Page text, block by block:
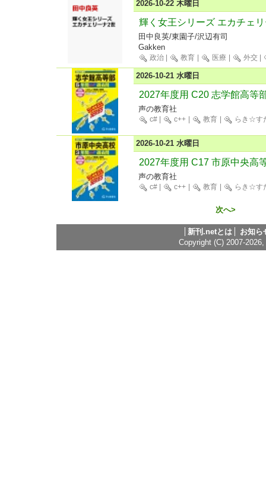
2026-10-22 木曜日
輝く女王シリーズ エカチェ
田中良英/東園子/沢辺有司
Gakken
政治 教育 医療 外交
2026-10-21 水曜日
2027年度用 C20 志学館高等
声の教育社
c# c++ 教育 らき☆す
2026-10-21 水曜日
2027年度用 C17 市原中央高
声の教育社
c# c++ 教育 らき☆す
次へ>
新刊.netとは
お知ら
Copyright (C) 2007-2026,